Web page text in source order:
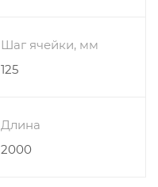
Шаг ячейки, мм
125
Длина
2000